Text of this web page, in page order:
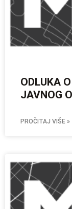
ODLUKA
JAVNOG
PROČITAJ VIŠE »